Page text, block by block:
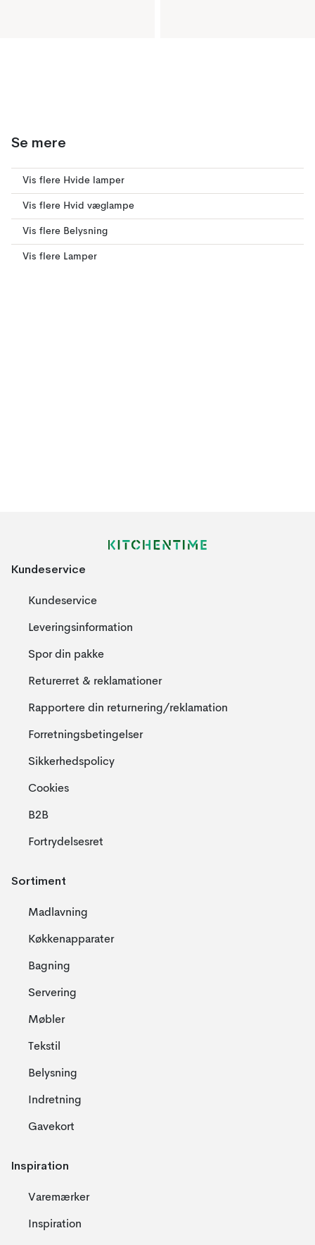
Se mere
Vis flere Hvide lamper
Vis flere Hvid væglampe
Vis flere Belysning
Vis flere Lamper
Kundeservice
Kundeservice
Leveringsinformation
Spor din pakke
Returerret & reklamationer
Rapportere din returnering/reklamation
Forretningsbetingelser
Sikkerhedspolicy
Cookies
B2B
Fortrydelsesret
Sortiment
Madlavning
Køkkenapparater
Bagning
Servering
Møbler
Tekstil
Belysning
Indretning
Gavekort
Inspiration
Varemærker
Inspiration